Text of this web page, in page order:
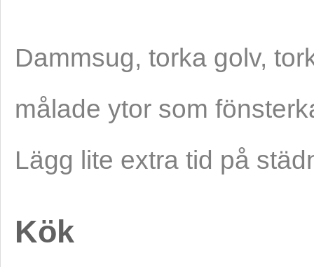
Dammsug, torka golv,
målade ytor som
Lägg lite extra tid på
Kök